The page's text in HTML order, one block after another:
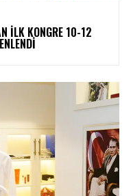
İLK KONGRE 10-12